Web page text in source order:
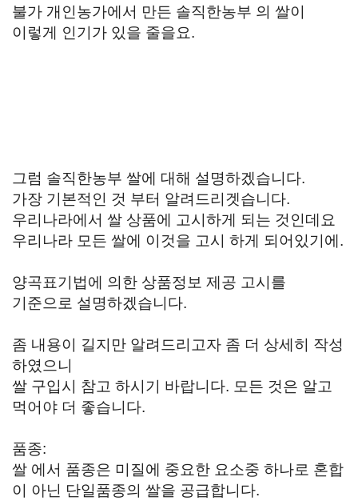
불가 개인농가에서 만든 솔직한농부 의 쌀이
이렇게 인기가 있을 줄을요.
그럼 솔직한농부 쌀에 대해 설명하겠습니다.
가장 기본적인 것 부터 알려드리겟습니다.
우리나라에서 쌀 상품에 고시하게 되는 것인데요
우리나라 모든 쌀에 이것을 고시 하게 되어있기에.
양곡표기법에 의한 상품정보 제공 고시를
기준으로 설명하겠습니다.
좀 내용이 길지만 알려드리고자 좀 더 상세히 작성
하였으니
쌀 구입시 참고 하시기 바랍니다. 모든 것은 알고
먹어야 더 좋습니다.
품종:
쌀 에서 품종은 미질에 중요한 요소중 하나로 혼합
이 아닌 단일품종의 쌀을 공급합니다.